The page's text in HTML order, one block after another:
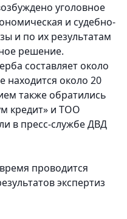
уголовное
и судебно-
и по их результатам
решение.
составляет около
находится около 20
также обратились
кредит» и ТОО
в пресс-службе ДВД
проводится
экспертиз